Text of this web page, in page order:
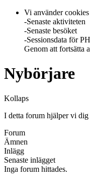
Vi använder
-Senaste aktiviteten
-Senaste besöket
-Sessionsdata för
Genom att fortsätta
Nybörjare
Kollaps
I detta forum hjälper vi
Forum
Ämnen
Inlägg
Senaste inlägget
Inga forum hittades.